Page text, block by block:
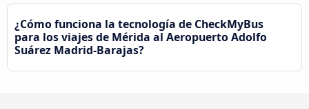
¿Cómo funciona la tecnología de CheckMyBus
para los viajes de Mérida al Aeropuerto Adolfo
Suárez Madrid-Barajas?